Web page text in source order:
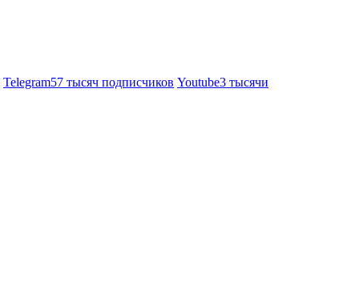
Telegram57 тысяч подписчиков Youtube3 тысячи